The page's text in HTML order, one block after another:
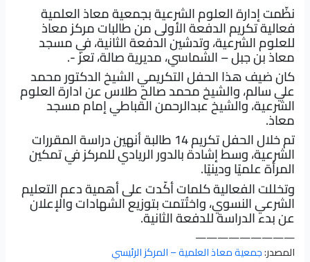
نظّمت إدارة العلوم الشرعية بجمعية معاذ العلمية
فعالية تكريم الدفعة الأولى من طالبات مركز معاذ
للعلوم الشرعية، وتدشين الدفعة الثانية، في مسجد
معاذ بن جبل – الشماسي، مديرية صالة، تعز -.
كان ضيف هذا الحفل التكريمي الشيخ الدكتور محمد
علي سالم، والشيخ محمد صالح طلاس عن ادارة العلوم
الشرعية، والشيخ عبدالرحمن القباطي إمام مسجد
معاذ.
تم خلال الحفل تكريم 14 طالبة أنهين دراسة المقررات
الشرعية، وسط إشادة بالدور الريادي للمركز في تمكين
المرأة علميًا ودينيًا.
وتخللت الفعالية كلمات أكّدت على أهمية دعم التعليم
الشرعي النسوي، واختُتمت بتوزيع الشهادات والإعلان
عن بدء الدراسة للدفعة الثانية.
—————————
المصدر:جمعية معاذ العلمية – المركز الرئيسي